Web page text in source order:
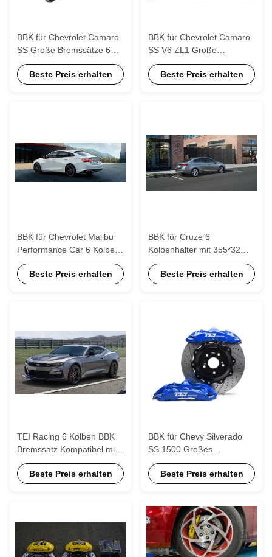
BBK für Chevrolet Camaro
SS Große Bremssätze 6
Kolbenhalter mit 405*34mm
Rotor 22 Zoll Rad Vorder
Beste Preis erhalten
BBK für Chevrolet Camaro
SS V6 ZL1 Große
Bremssätze 6 Kolbenhalter
mit 405*34mm Rotor
Beste Preis erhalten
BBK für Chevrolet Malibu
Performance Car 6 Kolben
mit 355*32mm Rotor Front
18 Zoll Rad
Beste Preis erhalten
BBK für Cruze 6
Kolbenhalter mit 355*32mm
Rotor TEI Racing Big Brake
Kit Chevrolet Cruze
Beste Preis erhalten
TEI Racing 6 Kolben BBK
Bremssatz Kompatibel mit
Leistungswagen Chevrolet
Camaro
Beste Preis erhalten
BBK für Chevy Silverado
SS 1500 Großes
Bremsgerät 20 Zoll Rad
405*34mm Rotor Bohr und
Beste Preis erhalten